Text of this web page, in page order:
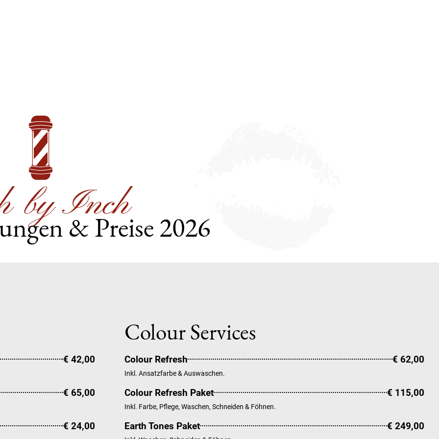
by Inch
& Preise 2026
€ 42,00
€ 65,00
€ 24,00
Colour Services
Colour Refresh € 62,00
Inkl. Ansatzfarbe & Auswaschen.
Colour Refresh Paket € 115,00
Inkl. Farbe, Pflege, Waschen, Schneiden & Föhnen.
Earth Tones Paket € 249,00